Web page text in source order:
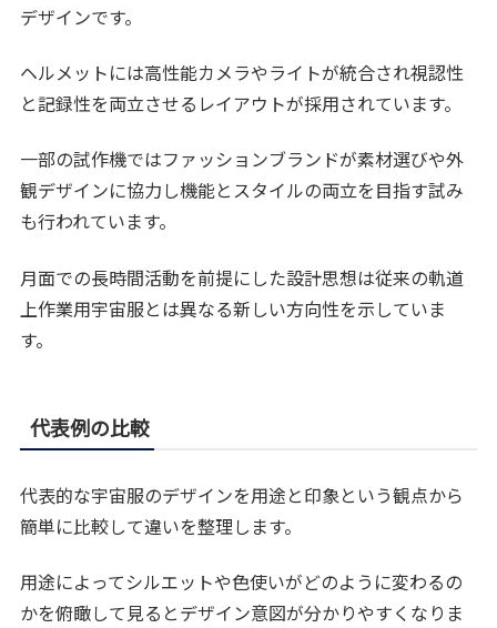
デザインです。
ヘルメットには高性能カメラやライトが統合され視認性
と記録性を両立させるレイアウトが採用されています。
一部の試作機ではファッションブランドが素材選びや外
観デザインに協力し機能とスタイルの両立を目指す試み
も行われています。
月面での長時間活動を前提にした設計思想は従来の軌道
上作業用宇宙服とは異なる新しい方向性を示していま
す。
代表例の比較
代表的な宇宙服のデザインを用途と印象という観点から
簡単に比較して違いを整理します。
用途によってシルエットや色使いがどのように変わるの
かを俯瞰して見るとデザイン意図が分かりやすくなりま